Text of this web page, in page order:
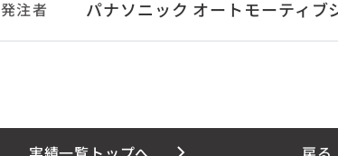
発注者 パナソニック オートモーティブ